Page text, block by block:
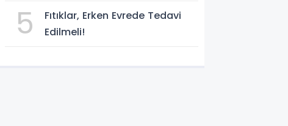
5
Fıtıklar, Erken Evrede Tedavi
Edilmeli!